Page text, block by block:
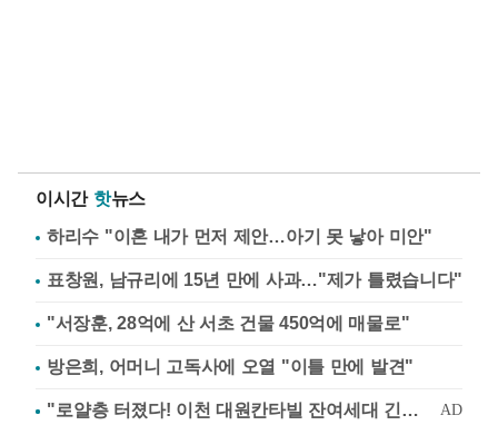
이시간 핫뉴스
하리수 "이혼 내가 먼저 제안…아기 못 낳아 미안"
표창원, 남규리에 15년 만에 사과…"제가 틀렸습니다"
"서장훈, 28억에 산 서초 건물 450억에 매물로"
방은희, 어머니 고독사에 오열 "이틀 만에 발견"